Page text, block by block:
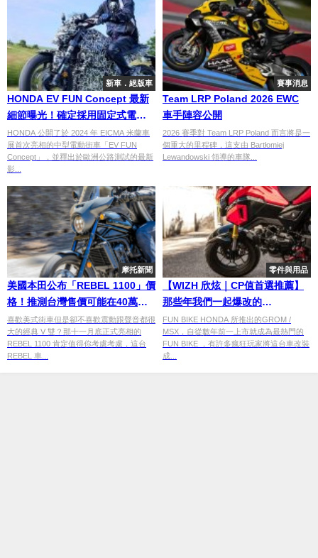
新車．絕版車
HONDA EV FUN Concept 最新
細節曝光！確定採用固定式電池
與 CCS2 快速充電
HONDA 公開了於 2024 年 EICMA 米蘭車
展首次亮相的中型電動街車「EV FUN
Concept」，並釋出於歐洲公路測試的最新
影...
賽事消息
Team LRP Poland 2026 EWC
車手陣容公開
2026 賽季對 Team LRP Poland 而言將是一
個重大的里程碑，這支由 Bartłomiej
Lewandowski 領導的車隊...
摩托新聞
美國本田公布「REBEL 1100」價
格！推測台灣售價可能在40萬
內？
喜歡美式街車但是卻不喜歡震動跟聲音都很
大的經典 V 雙？那十一月底正式亮相的
REBEL 1100 肯定值得你考慮考慮，這台
REBEL 車...
零件與用品
【WIZH 欣炫｜CP值首選推薦】
那些年我們一起爆改的
MSX/GROM125
FUN BIKE HONDA 所推出的GROM /
MSX，自從數年前一上市就成為最熱門的
FUN BIKE ，有許多瘋狂玩家將這台車改裝
成...